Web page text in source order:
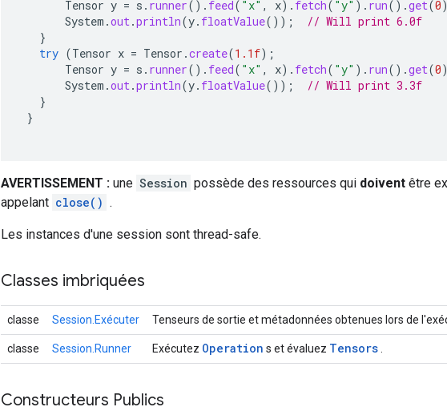
Tensor y = s . runner(). feed( "x" , x). fetch( "y" ). run().get(0
System .out.println(y. floatValue());
// Will print 6.0f
}
try (Tensor x = Tensor .create(1.1f);
Tensor y = s . runner(). feed( "x" , x). fetch( "y" ). run().get(0
System .out.println(y. floatValue());
// Will print 3.3f
}
}
AVERTISSEMENT : une Session possède des ressources qui doivent être
appelant close() .
Les instances d'une session sont thread-safe.
Classes imbriquées
classe Session.Exécuter Tenseurs de sortie et métadonnées obtenues lors de
classe Session.Runner Exécutez Operation s et évaluez Tensors
Constructeurs Publics